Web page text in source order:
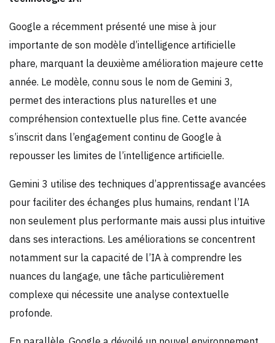
Google a récemment présenté une mise à jour
importante de son modèle d’intelligence artificielle
phare, marquant la deuxième amélioration majeure cette
année. Le modèle, connu sous le nom de Gemini 3,
permet des interactions plus naturelles et une
compréhension contextuelle plus fine. Cette avancée
s’inscrit dans l’engagement continu de Google à
repousser les limites de l’intelligence artificielle.
Gemini 3 utilise des techniques d’apprentissage avancées
pour faciliter des échanges plus humains, rendant l’IA
non seulement plus performante mais aussi plus intuitive
dans ses interactions. Les améliorations se concentrent
notamment sur la capacité de l’IA à comprendre les
nuances du langage, une tâche particulièrement
complexe qui nécessite une analyse contextuelle
profonde.